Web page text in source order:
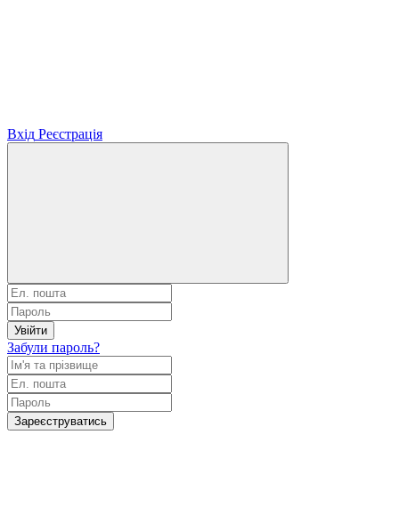
Вхід Реєстрація
Увійти
Забули пароль?
Зареєструватись